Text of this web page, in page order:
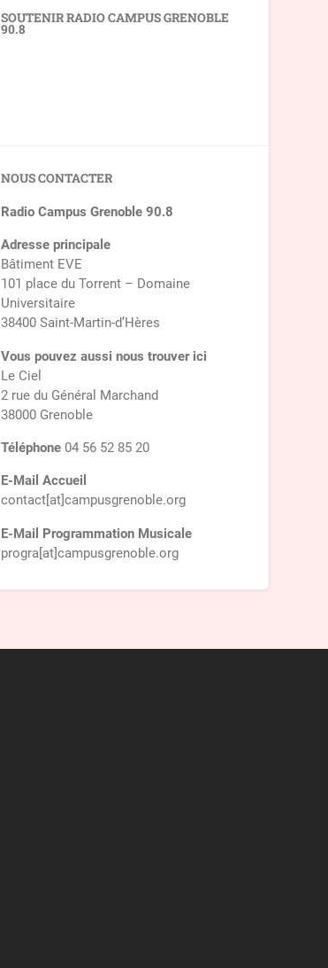
SOUTENIR RADIO CAMPUS GRENOBLE
90.8
NOUS CONTACTER
Radio Campus Grenoble 90.8
Adresse principale
Bâtiment EVE
101 place du Torrent – Domaine
Universitaire
38400 Saint-Martin-d’Hères
Vous pouvez aussi nous trouver ici
Le Ciel
2 rue du Général Marchand
38000 Grenoble
Téléphone 04 56 52 85 20
E-Mail Accueil
contact[at]campusgrenoble.org
E-Mail Programmation Musicale
progra[at]campusgrenoble.org